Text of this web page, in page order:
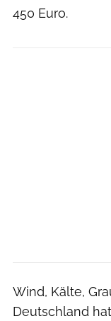
450 Euro.
Wind, Kälte,
Deutschland